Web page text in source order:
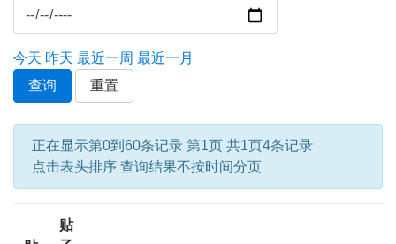
今天 昨天 最近一周 最近一月
查询
重置
正在显示第0到60条记录 第1页 共1页4条记录
点击表头排序 查询结果不按时间分页
贴